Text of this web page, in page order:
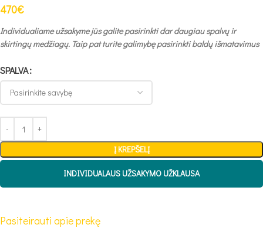
470€
Individualiame užsakyme jūs galite pasirinkti dar daugiau spalvų ir
skirtingų medžiagų. Taip pat turite galimybę pasirinkti baldų išmatavimus
SPALVA
Į KREPŠELĮ
INDIVIDUALAUS UŽSAKYMO UŽKLAUSA
Pasiteirauti apie prekę